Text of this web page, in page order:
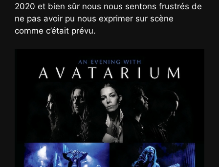
2020 et bien sûr nous nous sentons frustrés de
ne pas avoir pu nous exprimer sur scène
comme c’était prévu.